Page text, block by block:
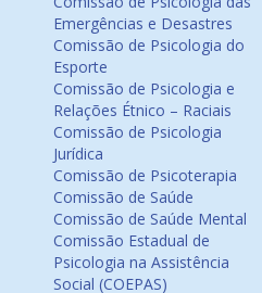
Emergências e Desastres
Comissão de Psicologia do
Esporte
Comissão de Psicologia e
Relações Étnico – Raciais
Comissão de Psicologia
Jurídica
Comissão de Psicoterapia
Comissão de Saúde
Comissão de Saúde Mental
Comissão Estadual de
Psicologia na Assistência
Social (COEPAS)